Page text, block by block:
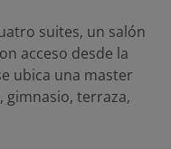
suites, un salón
acceso desde la
ubica una master
gimnasio, terraza,